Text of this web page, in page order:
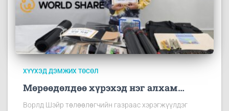
ХҮҮХЭД ДЭМЖИХ ТӨСӨЛ
Мөрөөдөлдөө хүрэхэд нэг алхам…
Ворлд Шэйр төлөөлөгчийн газраас хэрэгжүүлдэг